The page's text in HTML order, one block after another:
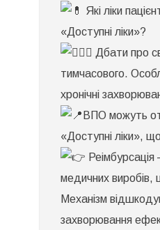
Які ліки
«Доступні ліки»?
Дбати про
тимчасового.
хронічні
ВПО можуть
«Доступні ліки»,
медичних виробів,
Механізм
захворювання